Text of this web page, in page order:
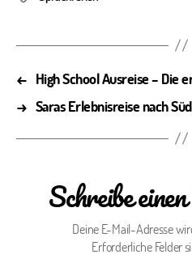
← High School Ausreise – Die
→ Saras Erlebnisreise nach
Schreibe
Deine E-Mail-Adresse
Erforderliche Felder